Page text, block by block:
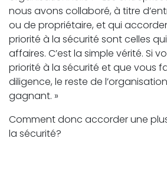
nous avons collaboré, à titre
ou de propriétaire, et qui
priorité à la sécurité sont celles
affaires. C’est la simple vérité. Si
priorité à la sécurité et que vous
diligence, le reste de
gagnant. »
Comment donc accorder une
la sécurité?